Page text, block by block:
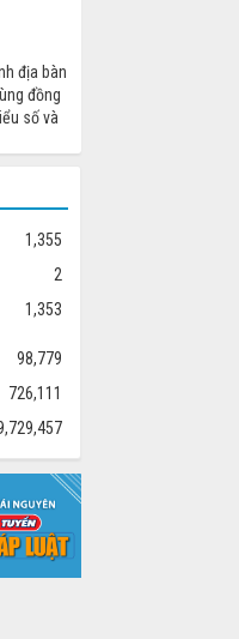
địa bàn
đồng
số và
1,355
2
1,353
98,779
726,111